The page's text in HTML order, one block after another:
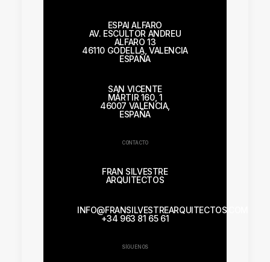
ESPAI ALFARO
AV. ESCULTOR ANDREU
ALFARO 13
46110 GODELLA, VALENCIA
ESPAÑA
SAN VICENTE
MÁRTIR 160, 1
46007 VALENCIA,
ESPAÑA
CONTACTO
FRAN SILVESTRE
ARQUITECTOS
INFO@FRANSILVESTREARQUITECTOS.COM
+34 963 81 65 61
SÍGUENOS